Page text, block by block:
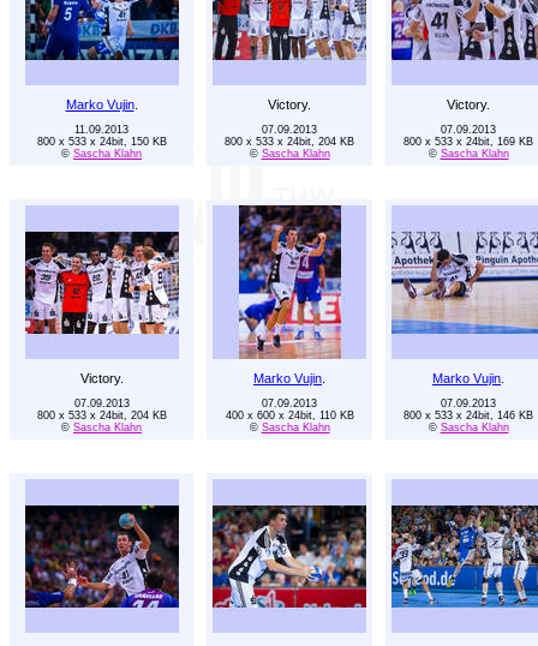
Marko Vujin. Victory. Victory.
11.09.2013
800 x 533 x 24bit, 150 KB
© Sascha Klahn
07.09.2013
800 x 533 x 24bit, 204 KB
© Sascha Klahn
07.09.2013
800 x 533 x 24bit, 169 KB
© Sascha Klahn
Victory. Marko Vujin Marko Vujin
07.09.2013
800 x 533 x 24bit, 204 KB
© Sascha Klahn
07.09.2013
400 x 600 x 24bit, 110 KB
© Sascha Klahn
07.09.2013
800 x 533 x 24bit, 146 KB
© Sascha Klahn